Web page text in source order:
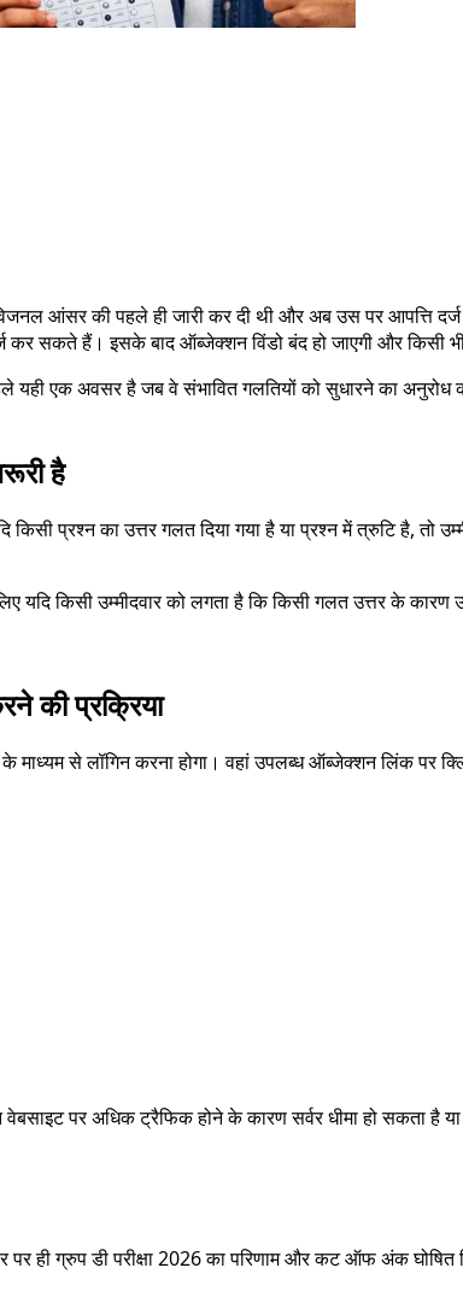
आंसर की पहले ही जारी कर दी थी और अब उस पर आपत्ति
हैं। इसके बाद ऑब्जेक्शन विंडो बंद हो जाएगी और किसी भी
एक अवसर है जब वे संभावित गलतियों को सुधारने का अनुरोध
है
किसी प्रश्न का उत्तर गलत दिया गया है या प्रश्न में त्रुटि है,
यदि किसी उम्मीदवार को लगता है कि किसी गलत उत्तर के
की प्रक्रिया
के माध्यम से लॉगिन करना होगा। वहां उपलब्ध ऑब्जेक्शन लिंक
पर अधिक ट्रैफिक होने के कारण सर्वर धीमा हो सकता
ही ग्रुप डी परीक्षा 2026 का परिणाम और कट ऑफ अंक घोषित